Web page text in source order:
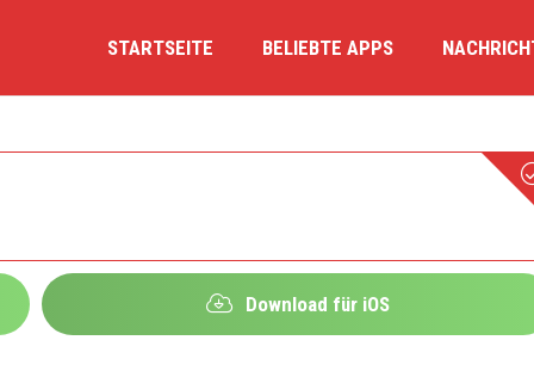
STARTSEITE BELIEBTE APPS
Download für iOS